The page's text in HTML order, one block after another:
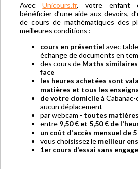
AvecUnicours.fr, votre enfant
bénéficier d’une aide aux devoirs,
de cours de mathématiques des
meilleures conditions :
cours en présentiel avec
échange de documents en
des cours de Maths similaires
face
les heures achetées sont
matières et tous les
de votre domicileà
aucun déplacement
par webcam - toutes matières
entre 9,50 € et 5,50 € de
un coût d’accès mensuel de
vous choisissez le meilleur
1er cours d’essai sans